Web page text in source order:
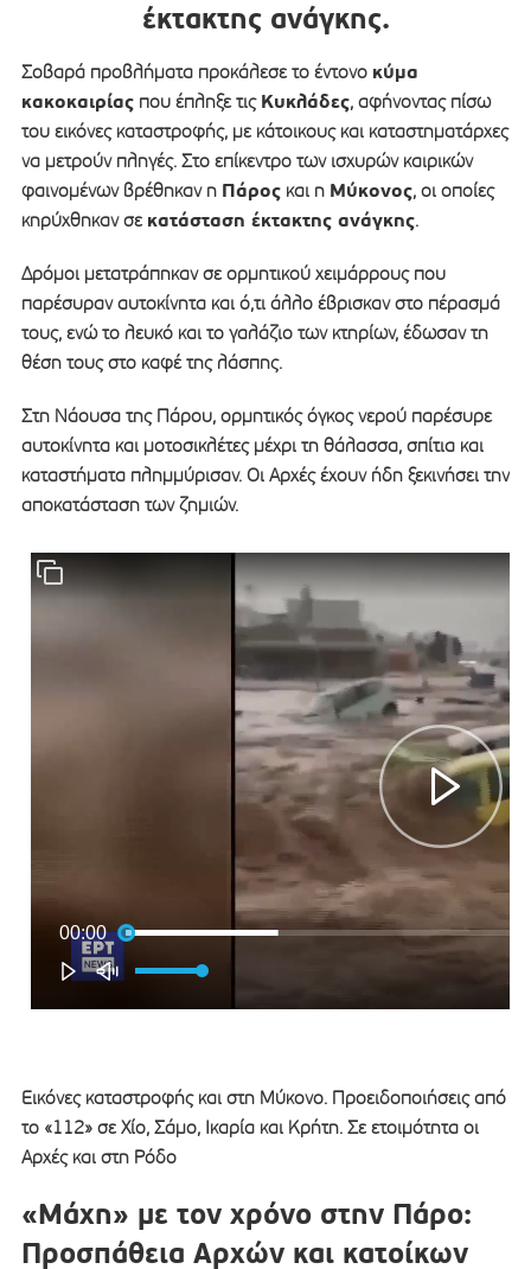
έκτακτης ανάγκης.
Σοβαρά προβλήματα προκάλεσε το έντονο κύμα
κακοκαιρίαςπου έπληξε τις Κυκλάδες, αφήνοντας πίσω
του εικόνες καταστροφής, με κάτοικους και καταστηματάρχες
να μετρούν πληγές. Στο επίκεντρο των ισχυρών καιρικών
φαινομένων βρέθηκαν η Πάροςκαι η Μύκονος, οι οποίες
κηρύχθηκαν σε κατάσταση έκτακτης ανάγκης.
Δρόμοι μετατράπηκαν σε ορμητικού χειμάρρους που
παρέσυραν αυτοκίνητα και ό,τι άλλο έβρισκαν στο πέρασμά
τους, ενώ το λευκό και το γαλάζιο των κτηρίων, έδωσαν τη
θέση τους στο καφέ της λάσπης.
Στη Νάουσα της Πάρου, ορμητικός όγκος νερού παρέσυρε
αυτοκίνητα και μοτοσικλέτες μέχρι τη θάλασσα, σπίτια και
καταστήματα πλημμύρισαν. Οι Aρχές έχουν ήδη ξεκινήσει την
αποκατάσταση των ζημιών.
Εικόνες καταστροφής και στη Μύκονο. Προειδοποιήσεις από
το «112» σε Χίο, Σάμο, Ικαρία και Κρήτη. Σε ετοιμότητα οι
Αρχές και στη Ρόδο
«Μάχη» με τον χρόνο στην Πάρο:
Προσπάθεια Αρχών και κατοίκων